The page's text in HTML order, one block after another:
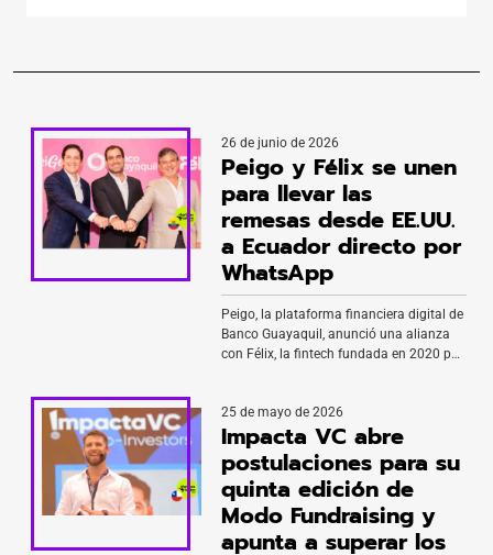
26 de junio de 2026
Peigo y Félix se unen
para llevar las
remesas desde EE.UU.
a Ecuador directo por
WhatsApp
Peigo, la plataforma financiera digital de
Banco Guayaquil, anunció una alianza
con Félix, la fintech fundada en 2020 por
el envío de remesas a través de
WhatsApp. La integración permite que
los usuarios de Peigo generen una
solicitud de envío desde la app,
compartan […]
25 de mayo de 2026
Impacta VC abre
postulaciones para su
quinta edición de
Modo Fundraising y
apunta a superar los